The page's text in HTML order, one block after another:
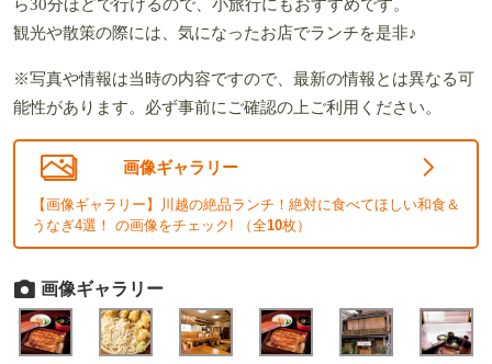
ら30分ほどで行けるので、小旅行にもおすすめです。
観光や散策の際には、気になったお店でランチを是非♪
※写真や情報は当時の内容ですので、最新の情報とは異なる可
能性があります。必ず事前にご確認の上ご利用ください。
画像ギャラリー
【画像ギャラリー】川越の絶品ランチ！絶対に食べてほしい和食＆
うなぎ4選！ の画像をチェック! （全10枚）
画像ギャラリー